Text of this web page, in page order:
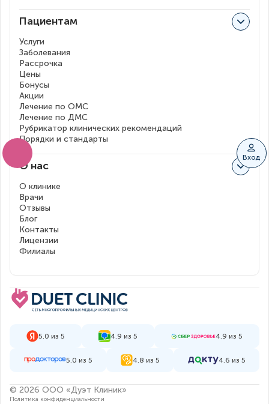
Вход
Пациентам
Услуги
Заболевания
Рассрочка
Цены
Бонусы
Акции
Лечение по ОМС
Лечение по ДМС
Рубрикатор клинических рекомендаций
Порядки и стандарты
О нас
О клинике
Врачи
Отзывы
Блог
Контакты
Лицензии
Филиалы
5.0 из 5 4.9 из 5 4.9 из 5
5.0 из 5 4.8 из 5 4.6 из 5
© 2026 ООО «Дуэт Клиник»
Политика конфиденциальности